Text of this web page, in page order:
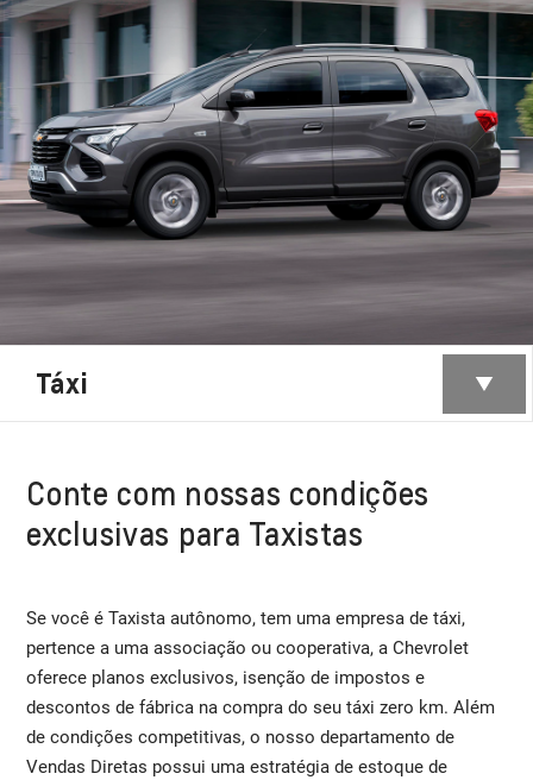
Táxi
Conte com nossas condições
exclusivas para Taxistas
Se você é Taxista autônomo, tem uma empresa de táxi,
pertence a uma associação ou cooperativa, a Chevrolet
oferece planos exclusivos, isenção de impostos e
descontos de fábrica na compra do seu táxi zero km. Além
de condições competitivas, o nosso departamento de
Vendas Diretas possui uma estratégia de estoque de